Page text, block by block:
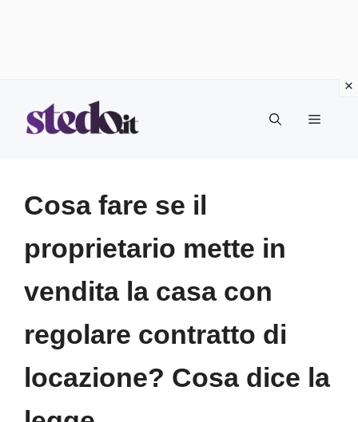
Menu
Cosa fare se il
proprietario mette in
vendita la casa con
regolare contratto di
locazione? Cosa dice la